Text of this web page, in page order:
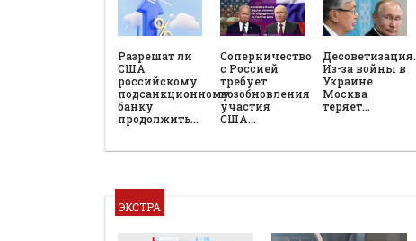
Разрешат ли
США
российскому
подсанкционному
банку
продолжить…
Соперничество
с Россией
требует
возобновления
участия
США…
Десоветизация.
Из-за войны в
Украине
Москва
теряет…
ЭКСТРА